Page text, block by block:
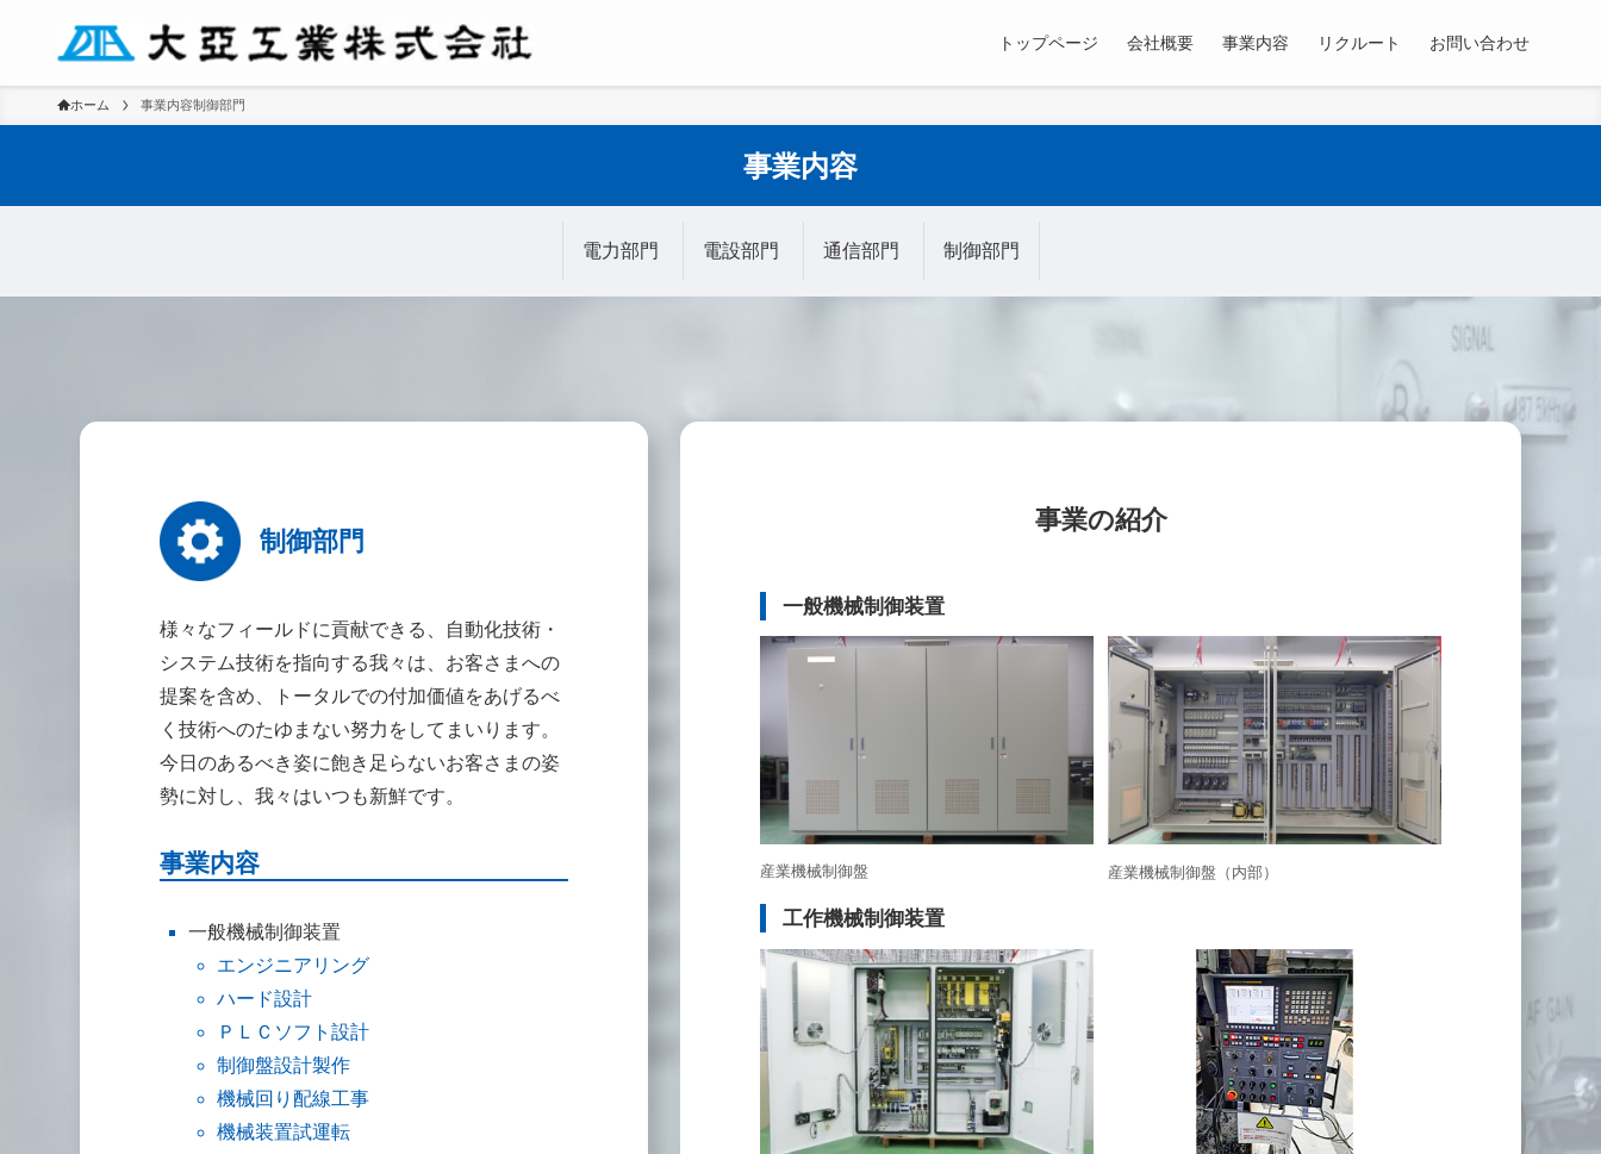
トップページ 会社概要 事業内容 リクルート お問い合わせ
ホーム 事業内容制御部門
事業内容
電力部門 電設部門 通信部門 制御部門
制御部門
様々なフィールドに貢献できる、自動化技術・
システム技術を指向する我々は、お客さまへの
提案を含め、トータルでの付加価値をあげるべ
く技術へのたゆまない努力をしてまいります。
今日のあるべき姿に飽き足らないお客さまの姿
勢に対し、我々はいつも新鮮です。
事業内容
一般機械制御装置
エンジニアリング
ハード設計
ＰＬＣソフト設計
制御盤設計製作
機械回り配線工事
機械装置試運転
事業の紹介
一般機械制御装置
産業機械制御盤 産業機械制御盤（内部）
工作機械制御装置